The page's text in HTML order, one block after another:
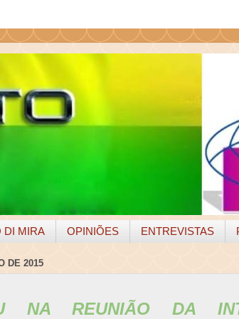
DI MIRA OPINIÕES ENTREVISTAS
DE 2015
NA REUNIÃO DA